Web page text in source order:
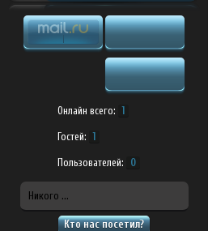
Онлайн всего: 1
Гостей: 1
Пользователей: 0
Никого ...
Кто нас посетил?